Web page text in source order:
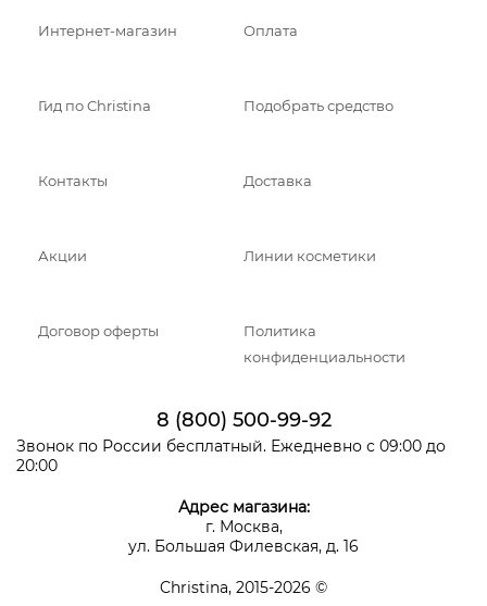
Интернет-магазин Оплата
Гид по Christina Подобрать средство
Контакты Доставка
Акции Линии косметики
Договор оферты
Политика
конфиденциальности
8 (800) 500-99-92
Звонок по России бесплатный. Ежедневно с 09:00 до
20:00
Адрес магазина:
г. Москва,
ул. Большая Филевская, д. 16
Christina, 2015-2026 ©